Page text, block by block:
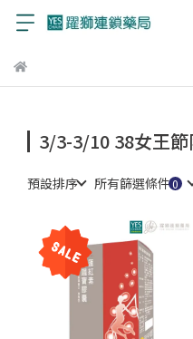
3/3-3/10 38女王
預設排序 所有篩選條件